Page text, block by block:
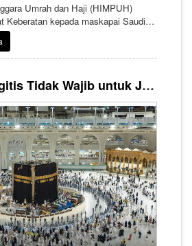
Umrah dan Haji (HIMPUH)
Keberatan kepada maskapai Saudi
syarat wajib vaksin
umrah.
Vaksin Meningitis Tidak Wajib untuk Jemaah Umrah, HIMPUH Tetap Imbau Anggota Edukasi Jemaah